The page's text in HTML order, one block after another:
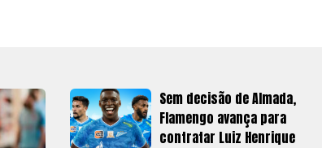
Sem decisão de Almada,
Flamengo avança para
contratar Luiz Henrique